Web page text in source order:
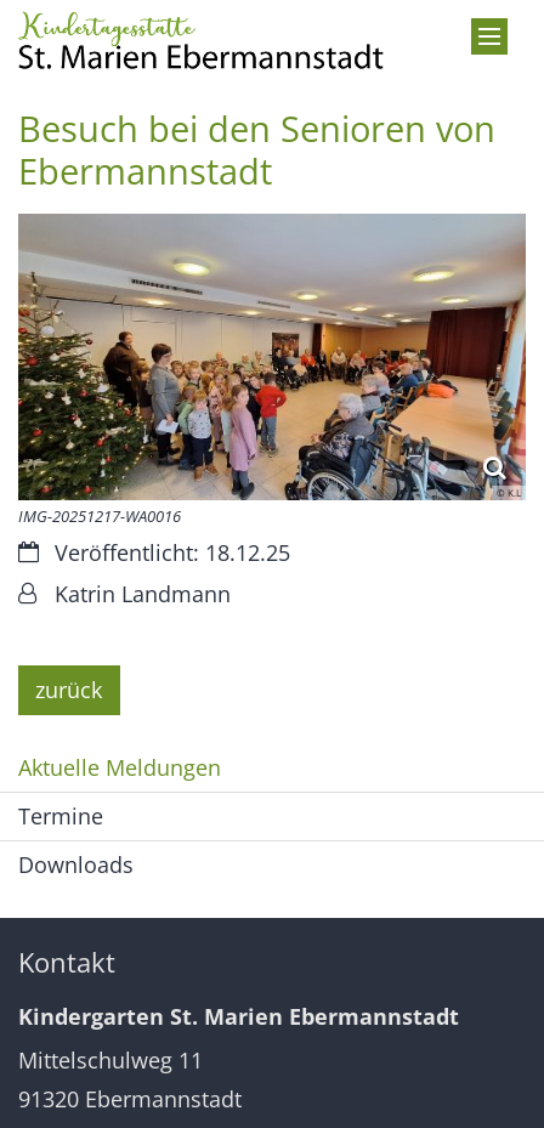
Zum Inhalt springen
Besuch bei den Senioren von
Ebermannstadt
© K.L
IMG-20251217-WA0016
Datum:Veröffentlicht: 18.12.25
Von:Katrin Landmann
zurück
Aktuelle Meldungen
Termine
Downloads
Kontakt
Kindergarten St. Marien Ebermannstadt
Mittelschulweg 11
91320 Ebermannstadt